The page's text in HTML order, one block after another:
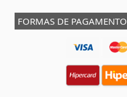
FORMAS DE PAGAMENTO